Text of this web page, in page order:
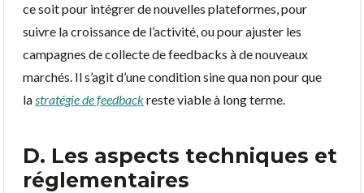
ce soit pour intégrer de nouvelles plateformes, pour
suivre la croissance de l’activité, ou pour ajuster les
campagnes de collecte de feedbacks à de nouveaux
marchés. Il s’agit d’une condition sine qua non pour que
la stratégie de feedbackreste viable à long terme.
D. Les aspects techniques et
réglementaires